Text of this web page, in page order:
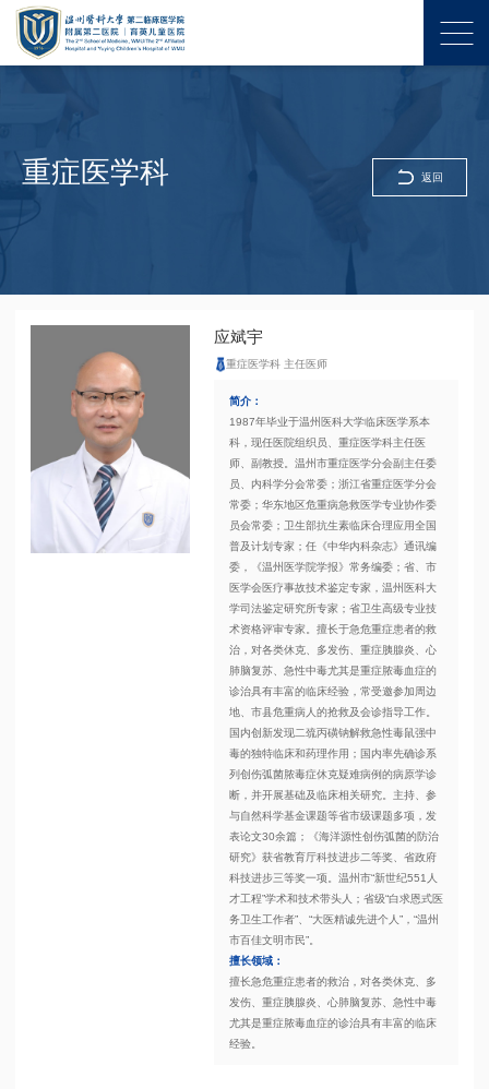
重症医学科 返回
应斌宇
重症医学科 主任医师
简介：
1987年毕业于温州医科大学临床医学系本
科，现任医院组织员、重症医学科主任医
师、副教授。温州市重症医学分会副主任委
员、内科学分会常委；浙江省重症医学分会
常委；华东地区危重病急救医学专业协作委
员会常委；卫生部抗生素临床合理应用全国
普及计划专家；任《中华内科杂志》通讯编
委，《温州医学院学报》常务编委；省、市
医学会医疗事故技术鉴定专家，温州医科大
学司法鉴定研究所专家；省卫生高级专业技
术资格评审专家。擅长于急危重症患者的救
治，对各类休克、多发伤、重症胰腺炎、心
肺脑复苏、急性中毒尤其是重症脓毒血症的
诊治具有丰富的临床经验，常受邀参加周边
地、市县危重病人的抢救及会诊指导工作。
国内创新发现二巯丙磺钠解救急性毒鼠强中
毒的独特临床和药理作用；国内率先确诊系
列创伤弧菌脓毒症休克疑难病例的病原学诊
断，并开展基础及临床相关研究。主持、参
与自然科学基金课题等省市级课题多项，发
表论文30余篇；《海洋源性创伤弧菌的防治
研究》获省教育厅科技进步二等奖、省政府
科技进步三等奖一项。温州市“新世纪551人
才工程”学术和技术带头人；省级“白求恩式医
务卫生工作者”、“大医精诚先进个人”，“温州
市百佳文明市民”。
擅长领域：
擅长急危重症患者的救治，对各类休克、多
发伤、重症胰腺炎、心肺脑复苏、急性中毒
尤其是重症脓毒血症的诊治具有丰富的临床
经验。